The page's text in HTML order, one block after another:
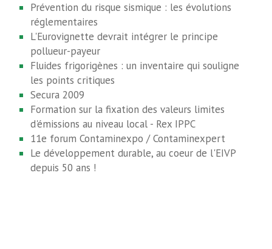
Prévention du risque sismique : les évolutions
réglementaires
L'Eurovignette devrait intégrer le principe
pollueur-payeur
Fluides frigorigènes : un inventaire qui souligne
les points critiques
Secura 2009
Formation sur la fixation des valeurs limites
d'émissions au niveau local - Rex IPPC
11e forum Contaminexpo / Contaminexpert
Le développement durable, au coeur de l'EIVP
depuis 50 ans !